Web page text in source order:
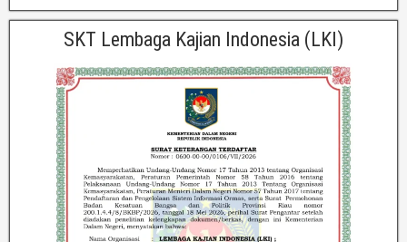
SKT Lembaga Kajian Indonesia (LKI)